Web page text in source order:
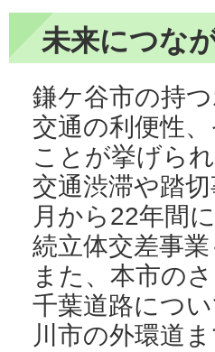
未来につな
鎌ケ谷市の持
交通の利便性
ことが挙げられ
交通渋滞や踏
月から22年間
続立体交差事
また、本市の
千葉道路につ
川市の外環道